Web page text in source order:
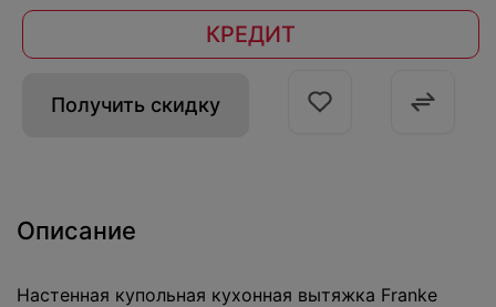
КРЕДИТ
Получить скидку
Описание
Настенная купольная кухонная вытяжка Franke